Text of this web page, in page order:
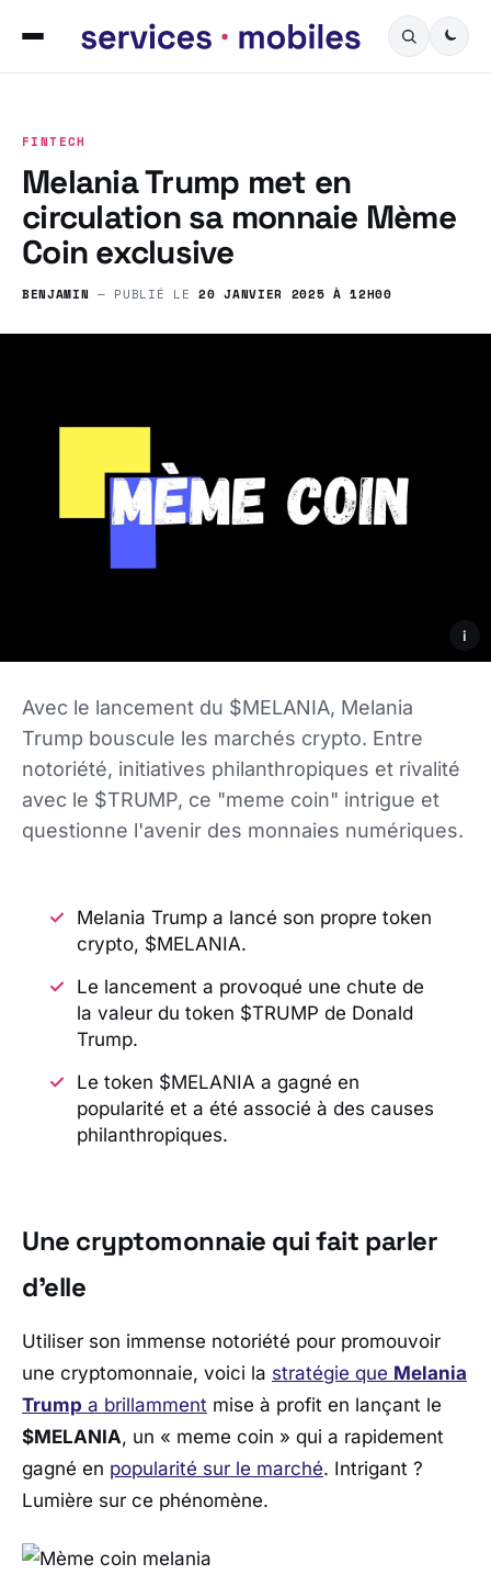
FINTECH
Melania Trump met en
circulation sa monnaie Mème
Coin exclusive
BENJAMIN — PUBLIÉ LE20 JANVIER 2025 À 12H00
i
Avec le lancement du $MELANIA, Melania
Trump bouscule les marchés crypto. Entre
notoriété, initiatives philanthropiques et rivalité
avec le $TRUMP, ce "meme coin" intrigue et
questionne l'avenir des monnaies numériques.
Melania Trump a lancé son propre token
crypto, $MELANIA.
Le lancement a provoqué une chute de
la valeur du token $TRUMP de Donald
Trump.
Le token $MELANIA a gagné en
popularité et a été associé à des causes
philanthropiques.
Une cryptomonnaie qui fait parler
d’elle
Utiliser son immense notoriété pour promouvoir
une cryptomonnaie, voici la stratégie que Melania
Trump a brillamment mise à profit en lançant le
$MELANIA, un « meme coin » qui a rapidement
gagné en popularité sur le marché. Intrigant ?
Lumière sur ce phénomène.